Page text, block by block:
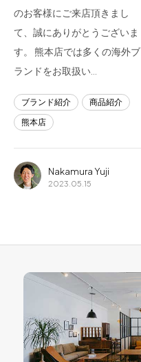
熊本店
Arv
のお客様にご来店頂きまし
て、誠にありがとうございま
す。 熊本店では多くの海外ブ
ランドをお取扱い…
ブランド紹介
商品紹介
熊本店
Nakamura Yuji
2023.05.15